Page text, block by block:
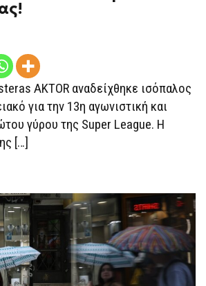
ΑΛΛΆ
ΟΙ
ΒΟΙΩΤΟΊ
ΔΗΛΏΝΟΥΝ…
ΑΡΝΗΤΈΣ
AKTOR αναδείχθηκε ισόπαλος
για την 13η αγωνιστική και
γύρου της Super League. Η
[…]